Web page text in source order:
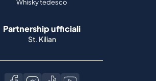
Whisky tedesco
Partnership ufficiali
St. Kilian